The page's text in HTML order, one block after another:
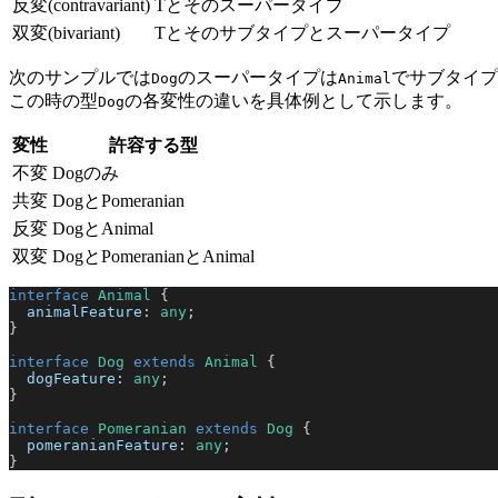
反変(contravariant) Tとそのスーパータイプ
双変(bivariant)
Tとそのサブタイプとスーパータイプ
次のサンプルではDogのスーパータイプはAnimal でサブタイ
この時の型Dogの各変性の違いを具体例として示します。
変性
許容する型
不変 Dogのみ
共変 DogとPomeranian
反変 DogとAnimal
双変 DogとPomeranianとAnimal
interface Animal
{
  animalFeature
: any ;
}
interface Dog extends Animal
{
  dogFeature
: any ;
}
interface Pomeranian extends Dog {
  pomeranianFeature
: any ;
}